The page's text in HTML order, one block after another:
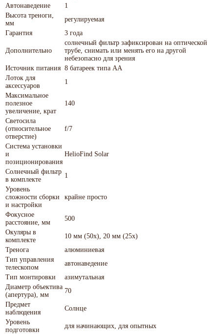
Автонаведение
1
Высота треноги,
мм
регулируемая
Гарантия
3 года
Дополнительно
солнечный фильтр зафиксирован на оптической
трубе, снимать или менять его на другой
небезопасно для зрения
Источник питания 8 батареек типа AA
Лоток для
аксессуаров
1
Максимальное
полезное
увеличение, крат
140
Светосила
(относительное
отверстие)
f/7
Система установки
и
позиционирования
HelioFind Solar
Солнечный фильтр
в комплекте
1
Уровень
сложности сборки
и настройки
крайне просто
Фокусное
расстояние, мм
500
Окуляры в
комплекте
10 мм (50х), 20 мм (25х)
Тренога
алюминиевая
Тип управления
телескопом
автонаведение
Тип монтировки
азимутальная
Диаметр объектива
(апертура), мм
70
Предмет
наблюдения
Солнце
Уровень
подготовки
для начинающих, для опытных